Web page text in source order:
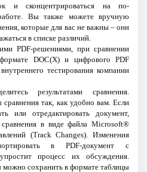
и сконцентрироваться на по-
Вы также можете вручную
которые для вас не важны – они
в списке различий.
PDF-решениями, при сравнении
DOC(X) и цифрового PDF
тестирования компании
результатами сравнения.
сравнения так, как удобно вам. Если
или отредактировать документ,
сравнения в виде файла Microsoft®
(Track Changes). Изменения
в PDF-документ с
процесс их обсуждения.
можно сохранить в формате таблицы